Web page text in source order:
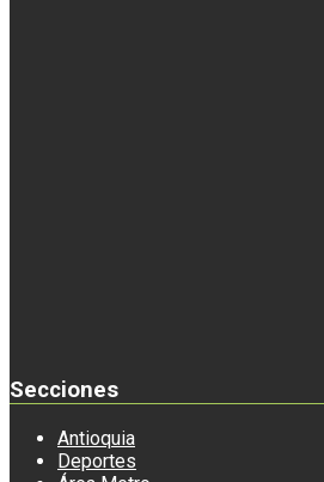
Secciones
Antioquia
Deportes